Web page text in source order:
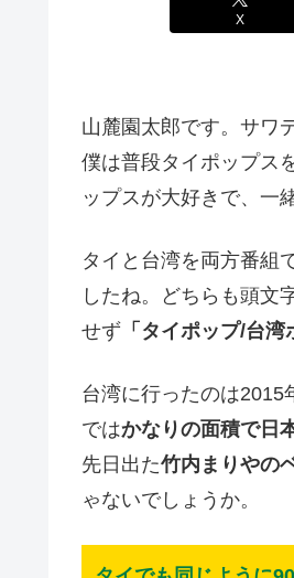
X
山麓園太郎です。サワ
僕は普段タイポップス
ップスが大好きで、一
タイと台湾を両方番組
したね。どちらも頭文
せず 「タイポップ/台湾
台湾に行ったのは2015
ではかなりの面積で日
先日出た竹内まりやの
ゃないでしょうか。